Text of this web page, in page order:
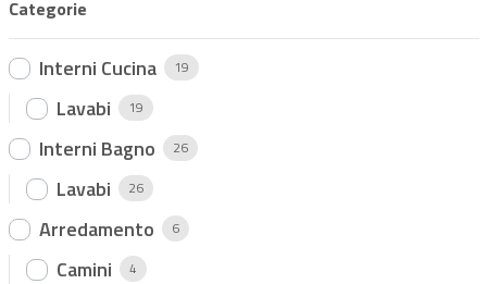
Categorie
Interni Cucina 19
Lavabi 19
Interni Bagno 26
Lavabi 26
Arredamento 6
Camini 4